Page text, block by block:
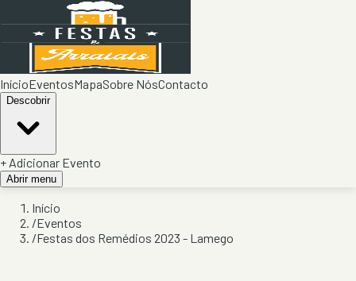
InícioEventosMapaSobre NósContacto
Descobrir
+ Adicionar Evento
Abrir menu
Início
/Eventos
/Festas dos Remédios 2023 - Lamego